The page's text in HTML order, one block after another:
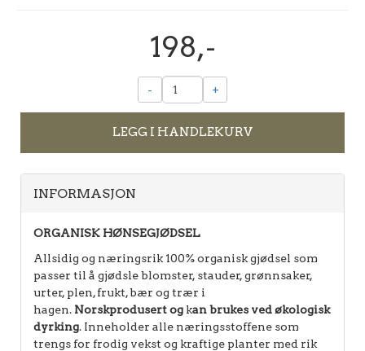
198,-
- +
LEGG I HANDLEKURV
INFORMASJON
ORGANISK HØNSEGJØDSEL
Allsidig og næringsrik 100% organisk gjødsel som
passer til å gjødsle blomster, stauder, grønnsaker,
urter, plen, frukt, bær og trær i
hagen. Norskprodusert og kan brukes ved økologisk
dyrking. Inneholder alle næringsstoffene som
trengs for frodig vekst og kraftige planter med rik